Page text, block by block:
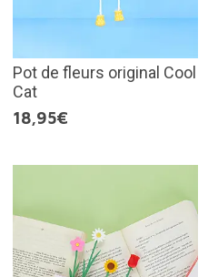
Pot de fleurs original Cool
Cat
18,95€